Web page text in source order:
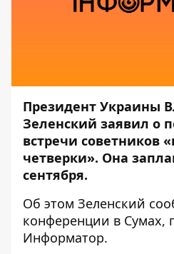
Президент Украины
Зеленский заявил о
встречи советников
четверки». Она
сентября.
Об этом Зеленский
конференции в Сумах,
Информатор.